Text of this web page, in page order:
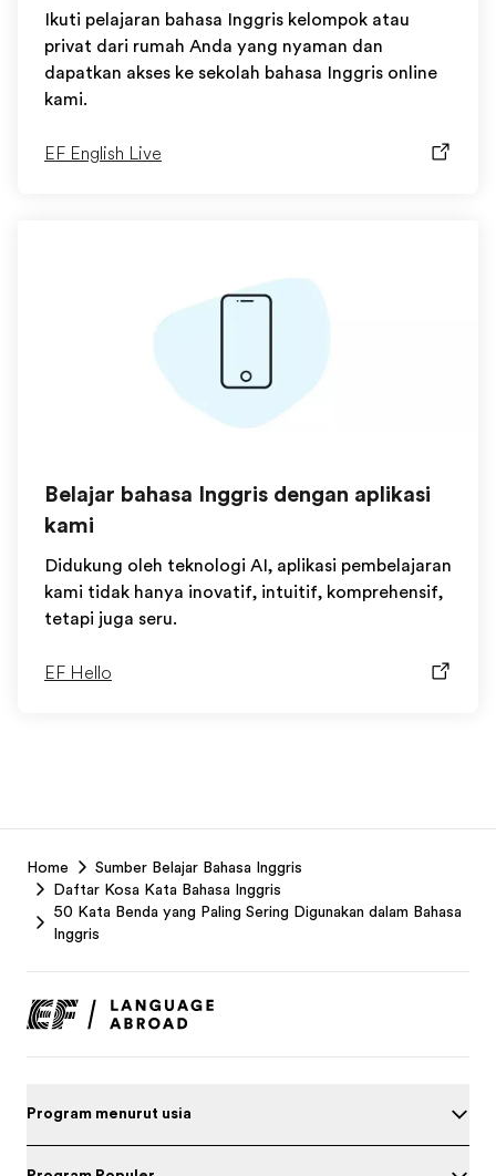
Ikuti pelajaran bahasa Inggris kelompok atau
privat dari rumah Anda yang nyaman dan
dapatkan akses ke sekolah bahasa Inggris online
kami.
EF English Live
Belajar bahasa Inggris dengan aplikasi
kami
Didukung oleh teknologi AI, aplikasi pembelajaran
kami tidak hanya inovatif, intuitif, komprehensif,
tetapi juga seru.
EF Hello
Footer
Home
Sumber Belajar Bahasa Inggris
Daftar Kosa Kata Bahasa Inggris
50 Kata Benda yang Paling Sering Digunakan dalam Bahasa
Inggris
Program menurut usia